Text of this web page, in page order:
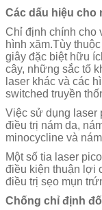
Các dấu hiệu cho
Chỉ định chính cho
hình xăm.Tùy
giây đặc biệt hữu
cây, những sắc tố
laser khác và các
switched truyền
Việc sử dụng laser
điều trị nám da,
minocycline và
Một số tia laser
điều kiện thuận lợi
điều trị sẹo mụn
Chống chỉ định